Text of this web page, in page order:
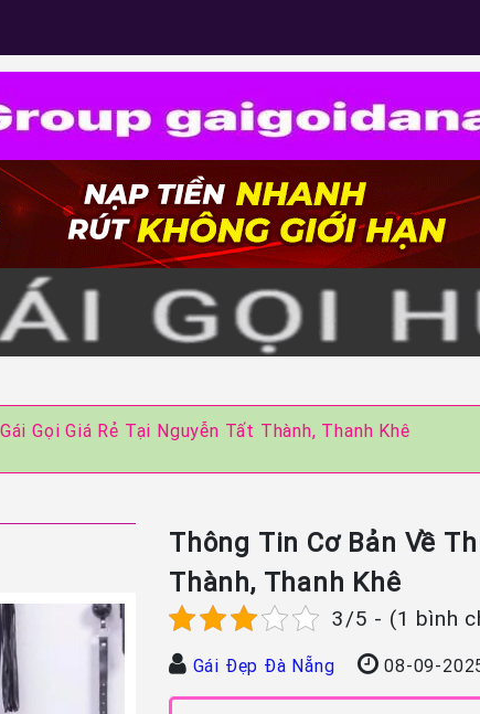
Gọi Giá Rẻ Tại Nguyễn Tất Thành, Thanh Khê
Thông Tin Cơ Bản Về
Thành, Thanh Khê
3/5 - (1 bình
Gái Đẹp Đà Nẵng 08-09-